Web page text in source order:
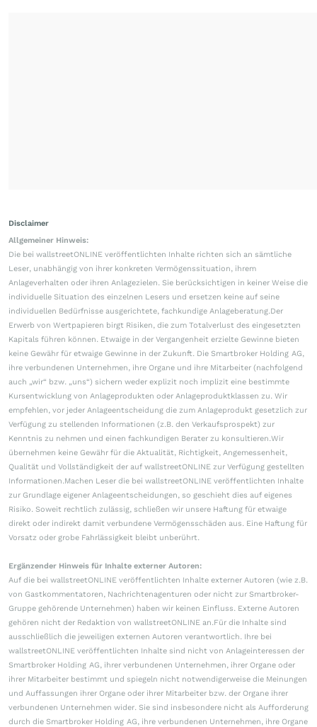
Disclaimer
Allgemeiner Hinweis:
Die bei wallstreetONLINE veröffentlichten Inhalte richten sich an sämtliche
Leser, unabhängig von ihrer konkreten Vermögenssituation, ihrem
Anlageverhalten oder ihren Anlagezielen. Sie berücksichtigen in keiner Weise die
individuelle Situation des einzelnen Lesers und ersetzen keine auf seine
individuellen Bedürfnisse ausgerichtete, fachkundige Anlageberatung.Der
Erwerb von Wertpapieren birgt Risiken, die zum Totalverlust des eingesetzten
Kapitals führen können. Etwaige in der Vergangenheit erzielte Gewinne bieten
keine Gewähr für etwaige Gewinne in der Zukunft. Die Smartbroker Holding AG,
ihre verbundenen Unternehmen, ihre Organe und ihre Mitarbeiter (nachfolgend
auch „wir“ bzw. „uns“) sichern weder explizit noch implizit eine bestimmte
Kursentwicklung von Anlageprodukten oder Anlageproduktklassen zu. Wir
empfehlen, vor jeder Anlageentscheidung die zum Anlageprodukt gesetzlich zur
Verfügung zu stellenden Informationen (z.B. den Verkaufsprospekt) zur
Kenntnis zu nehmen und einen fachkundigen Berater zu konsultieren.Wir
übernehmen keine Gewähr für die Aktualität, Richtigkeit, Angemessenheit,
Qualität und Vollständigkeit der auf wallstreetONLINE zur Verfügung gestellten
Informationen.Machen Leser die bei wallstreetONLINE veröffentlichten Inhalte
zur Grundlage eigener Anlageentscheidungen, so geschieht dies auf eigenes
Risiko. Soweit rechtlich zulässig, schließen wir unsere Haftung für etwaige
direkt oder indirekt damit verbundene Vermögensschäden aus. Eine Haftung für
Vorsatz oder grobe Fahrlässigkeit bleibt unberührt.
Ergänzender Hinweis für Inhalte externer Autoren:
Auf die bei wallstreetONLINE veröffentlichten Inhalte externer Autoren (wie z.B.
von Gastkommentatoren, Nachrichtenagenturen oder nicht zur Smartbroker-
Gruppe gehörende Unternehmen) haben wir keinen Einfluss. Externe Autoren
gehören nicht der Redaktion von wallstreetONLINE an.Für die Inhalte sind
ausschließlich die jeweiligen externen Autoren verantwortlich. Ihre bei
wallstreetONLINE veröffentlichten Inhalte sind nicht von Anlageinteressen der
Smartbroker Holding AG, ihrer verbundenen Unternehmen, ihrer Organe oder
ihrer Mitarbeiter bestimmt und spiegeln nicht notwendigerweise die Meinungen
und Auffassungen ihrer Organe oder ihrer Mitarbeiter bzw. der Organe ihrer
verbundenen Unternehmen wider. Sie sind insbesondere nicht als Aufforderung
durch die Smartbroker Holding AG, ihre verbundenen Unternehmen, ihre Organe